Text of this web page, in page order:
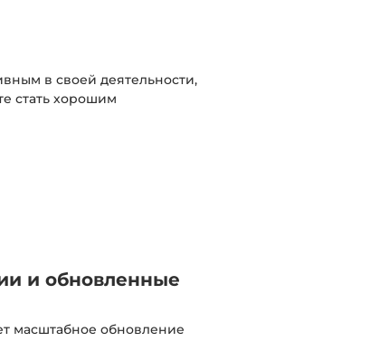
в своей деятельности,
стать хорошим
и обновленные
масштабное обновление